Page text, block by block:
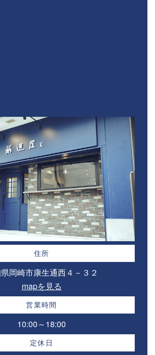
住所
岡崎市康生通西４－３２⁣
mapを見る
営業時間
10:00～18:00⁣
定休日